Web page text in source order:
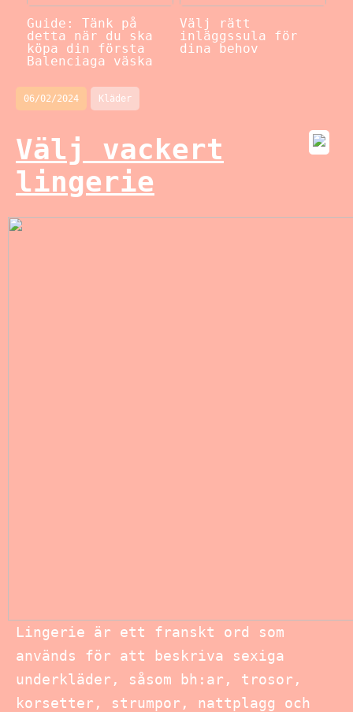
Guide: Tänk på
detta när du ska
köpa din första
Balenciaga väska
Välj rätt
inläggssula för
dina behov
06/02/2024 Kläder
Välj vackert
lingerie
Lingerie är ett franskt ord som
används för att beskriva sexiga
underkläder, såsom bh:ar, trosor,
korsetter, strumpor, nattplagg och